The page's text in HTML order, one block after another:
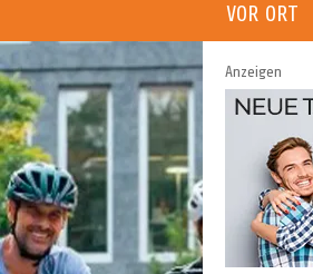
VOR ORT
Anzeigen